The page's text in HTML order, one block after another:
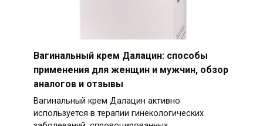
Вагинальный крем Далацин: способы
применения для женщин и мужчин, обзор
аналогов и отзывы
Вагинальный крем Далацин активно
используется в терапии гинекологических